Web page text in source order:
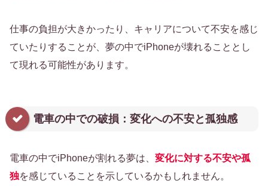
仕事の負担が大きかったり、キャリアについて不安を感じ
ていたりすることが、夢の中でiPhoneが壊れることとし
て現れる可能性があります。
電車の中での破損：変化への不安と孤独感
電車の中でiPhoneが割れる夢は、 変化に対する不安や孤
独を感じていることを示しているかもしれません。